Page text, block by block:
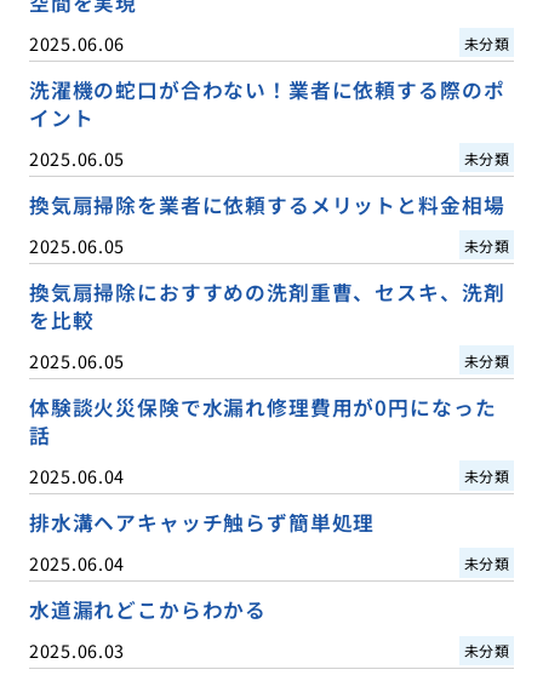
2025.06.06 未分類
洗濯機の蛇口が合わない！業者に依頼する際のポ
イント
2025.06.05 未分類
換気扇掃除を業者に依頼するメリットと料金相場
2025.06.05 未分類
換気扇掃除におすすめの洗剤重曹、セスキ、洗剤
を比較
2025.06.05 未分類
体験談火災保険で水漏れ修理費用が0円になった
話
2025.06.04 未分類
排水溝ヘアキャッチ触らず簡単処理
2025.06.04 未分類
水道漏れどこからわかる
2025.06.03 未分類